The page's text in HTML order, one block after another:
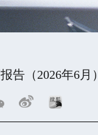
告（2026年6月）